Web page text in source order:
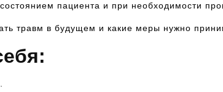
пациента и при необходимости
травм в будущем и какие меры нужно